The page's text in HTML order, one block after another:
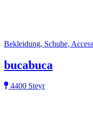
Bekleidung, Schuhe,
bucabuca
4400 Steyr